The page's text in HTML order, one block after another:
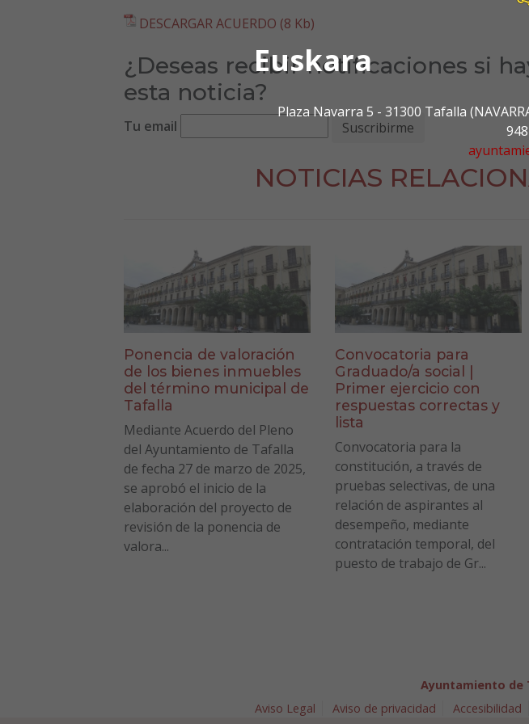
Euskara
Plaza Navarra 5 - 31300 Tafalla
DESCARGAR ACUERDO (8 Kb)
¿Deseas recibir notificaciones si
esta noticia?
Tu email
NOTICIAS
Ponencia de valoración
de los bienes inmuebles
del término municipal de
Tafalla
Mediante Acuerdo del Pleno
del Ayuntamiento de Tafalla
de fecha 27 de marzo de 2025,
se aprobó el inicio de la
elaboración del proyecto de
revisión de la ponencia de
valora...
Convocatoria para
Graduado/a social |
Primer ejercicio con
respuestas correctas y
lista
Convocatoria para la
constitución, a través de
pruebas selectivas, de una
relación de aspirantes al
desempeño, mediante
contratación temporal, del
puesto de trabajo de Gr...
Ayuntamiento de
Aviso Legal
Aviso de privacidad Accesibilidad